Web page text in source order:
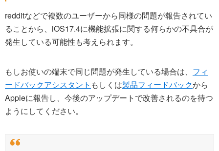
redditなどで複数のユーザーから同様の問題が報告されてい
ることから、iOS17.4に機能拡張に関する何らかの不具合が
発生している可能性も考えられます。
もしお使いの端末で同じ問題が発生している場合は、 フィ
ードバックアシスタント もしくは製品フィードバックから
Appleに報告し、今後のアップデートで改善されるのを待つ
ようにしてください。